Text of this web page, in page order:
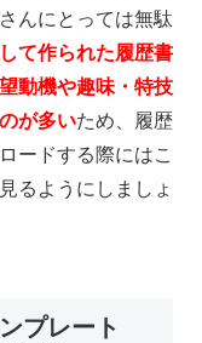
んにとっては無駄
て作られた履歴書
動機や趣味・特技
が多いため、履歴
ードする際にはこ
るようにしましょ
プレート